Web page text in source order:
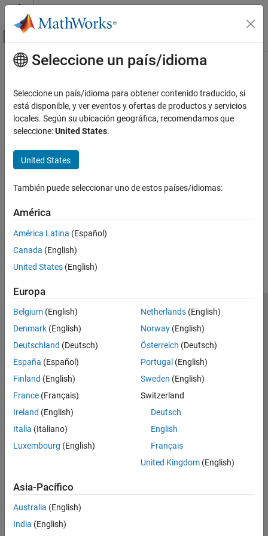
Saltar al contenido
Mostrar/ocultar menú de navegación
Inicio de Documentación
Contenido principal
How useful was this information?
Seleccione un país/idioma
Seleccione un país/idioma para obtener contenido traducido, si
está disponible, y ver eventos y ofertas de productos y servicios
locales. Según su ubicación geográfica, recomendamos que
seleccione:United States.
United States
También puede seleccionar uno de estos países/idiomas:
América
América Latina (Español)
Canada (English)
United States (English)
Europa
Belgium (English)
Denmark (English)
Deutschland (Deutsch)
España (Español)
Finland (English)
France (Français)
Ireland (English)
Italia (Italiano)
Luxembourg (English)
Netherlands(English)
Norway(English)
Österreich (Deutsch)
Portugal (English)
Sweden (English)
Switzerland
Deutsch
English
Français
United Kingdom(English)
Asia-Pacífico
Australia (English)
India (English)
Centro de confianza
Marcas comerciales
Política de privacidad
Antipiratería
Estado de las aplicaciones
Información de contacto
© 1994-2026 The MathWorks, Inc.